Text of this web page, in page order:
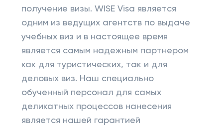
получение визы. WISE Visa является
одним из ведущих агентств по выдаче
учебных виз и в настоящее время
является самым надежным партнером
как для туристических, так и для
деловых виз. Наш специально
обученный персонал для самых
деликатных процессов нанесения
является нашей гарантией